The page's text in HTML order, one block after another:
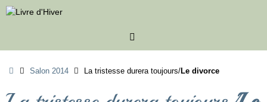
Passer
au
AccueilSalon 2014 La tristesse durera toujours/Le divorce